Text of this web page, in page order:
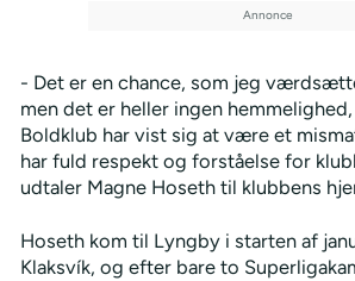
- Det er en chance, som jeg
men det er heller ingen
Boldklub har vist sig at være et
har fuld respekt og forståelse for
udtaler Magne Hoseth til klubbens
Hoseth kom til Lyngby i starten af
Klaksvík, og efter bare to